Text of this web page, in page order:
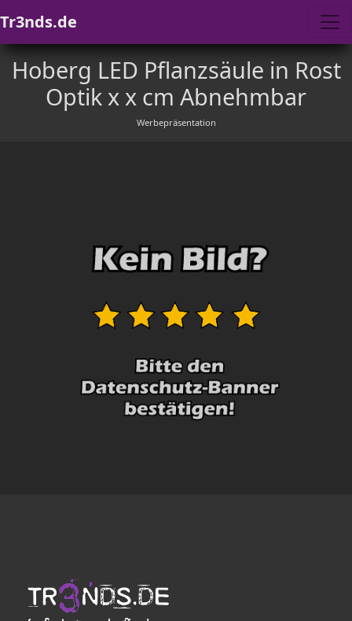
Tr3nds.de
Hoberg LED Pflanzsäule in Rost
Optik x x cm Abnehmbar
Werbepräsentation